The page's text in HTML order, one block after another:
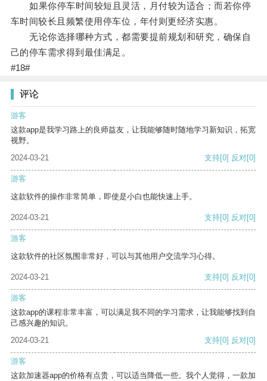
如果你停车时间较短且灵活，月付较为适合；而若你停
车时间较长且频繁使用停车位，年付则更经济实惠。
无论你选择哪种方式，都需要提前规划和研究，确保自
己的停车需求得到最佳满足。
#18#
评论
游客
这款app是我学习路上的良师益友，让我能够随时随地学习新知识，拓宽
视野。
2024-03-21
支持[0] 反对[0]
游客
这款软件的操作非常简单，即使是小白也能快速上手。
2024-03-21 支持[0] 反对[0]
游客
这款软件的社区氛围非常好，可以与其他用户交流学习心得。
2024-03-21 支持[0] 反对[0]
游客
这款app的课程非常丰富，可以满足我不同的学习需求，让我能够找到自
己感兴趣的知识。
2024-03-21
支持[0] 反对[0]
游客
这款加速器app的价格有点贵，可以适当降低一些。我个人觉得，一款加